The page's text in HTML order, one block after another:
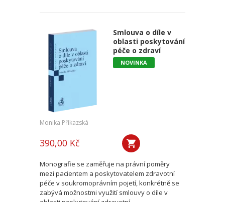
Smlouva o díle v
oblasti poskytování
péče o zdraví
NOVINKA
Monika Příkazská
390,00 Kč
Monografie se zaměřuje na právní poměry
mezi pacientem a poskytovatelem zdravotní
péče v soukromoprávním pojetí, konkrétně se
zabývá možnostmi využití smlouvy o díle v